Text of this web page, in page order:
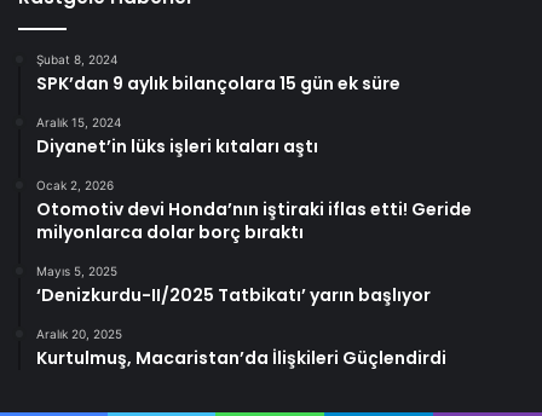
Şubat 8, 2024
SPK’dan 9 aylık bilançolara 15 gün ek süre
Aralık 15, 2024
Diyanet’in lüks işleri kıtaları aştı
Ocak 2, 2026
Otomotiv devi Honda’nın iştiraki iflas etti! Geride
milyonlarca dolar borç bıraktı
Mayıs 5, 2025
‘Denizkurdu-II/2025 Tatbikatı’ yarın başlıyor
Aralık 20, 2025
Kurtulmuş, Macaristan’da İlişkileri Güçlendirdi